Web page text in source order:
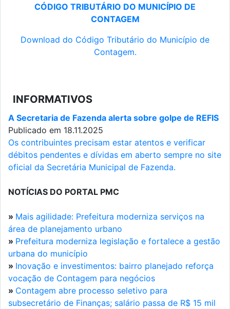
CÓDIGO TRIBUTÁRIO DO MUNICÍPIO DE
CONTAGEM
Download do Código Tributário do Município de
Contagem.
INFORMATIVOS
A Secretaria de Fazenda alerta sobre golpe de REFIS
Publicado em 18.11.2025
Os contribuintes precisam estar atentos e verificar
débitos pendentes e dívidas em aberto sempre no site
oficial da Secretária Municipal de Fazenda.
NOTÍCIAS DO PORTAL PMC
» Mais agilidade: Prefeitura moderniza serviços na
área de planejamento urbano
» Prefeitura moderniza legislação e fortalece a gestão
urbana do município
» Inovação e investimentos: bairro planejado reforça
vocação de Contagem para negócios
» Contagem abre processo seletivo para
subsecretário de Finanças; salário passa de R$ 15 mil